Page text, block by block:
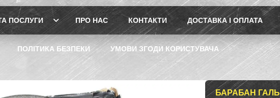
ПОСЛУГИ ПРО НАС КОНТАКТИ ДОСТАВКА І ОПЛАТА
ПОЛІТИКА БЕЗПЕКИ УМОВИ ЗГОДИ КОРИСТУВАЧА
БАРАБАН